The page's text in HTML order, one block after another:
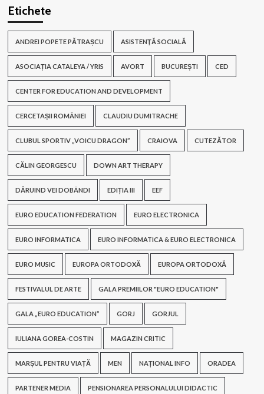
Etichete
ANDREI POPETE PĂTRAȘCU ASISTENŢĂ SOCIALĂ
ASOCIAȚIA CATALEYA / YRIS AVORT BUCUREȘTI CED
CENTER FOR EDUCATION AND DEVELOPMENT
CERCETAȘII ROMÂNIEI CLAUDIU DUMITRACHE
CLUBUL SPORTIV „VOICU DRAGON” CRAIOVA CUTEZĂTOR
CĂLIN GEORGESCU DOWN ART THERAPY
DĂRUIND VEI DOBÂNDI EDIȚIA III EEF
EURO EDUCATION FEDERATION EURO ELECTRONICA
EURO INFORMATICA EURO INFORMATICA & EURO ELECTRONICA
EURO MUSIC EUROPA ORTODOXĂ EUROPA ORTODOXĂ
FESTIVALUL DE ARTE GALA PREMIILOR "EURO EDUCATION"
GALA „EURO EDUCATION” GORJ GORJUL
IULIANA GOREA-COSTIN MAGAZIN CRITIC
MARȘUL PENTRU VIAȚĂ MEN NAȚIONAL INFO ORADEA
PARTENER MEDIA PENSIONAREA PERSONALULUI DIDACTIC